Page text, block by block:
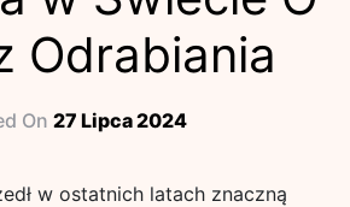
Odrabiania
On 27 Lipca 2024
w ostatnich latach znaczną